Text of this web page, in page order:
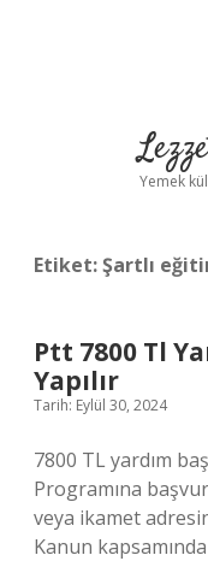
Yemek
Etiket:Şartlı
Ptt 7800 Tl
Yapılır
Tarih: Eylül 30, 2024
7800 TL yardım
Programına
veya ikamet
Kanun